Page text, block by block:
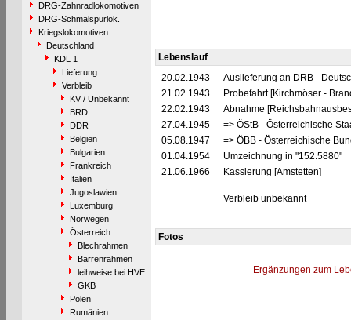
DRG-Zahnradlokomotiven
DRG-Schmalspurlok.
Kriegslokomotiven
Deutschland
KDL 1
Lieferung
Verbleib
KV / Unbekannt
BRD
DDR
Belgien
Bulgarien
Frankreich
Italien
Jugoslawien
Luxemburg
Norwegen
Österreich
Blechrahmen
Barrenrahmen
leihweise bei HVE
GKB
Polen
Rumänien
Lebenslauf
20.02.1943
Auslieferung an DRB -
21.02.1943
Probefahrt [Kirchmöser -
22.02.1943
Abnahme
27.04.1945
=> ÖStB - Österreichische
05.08.1947
=> ÖBB - Österreichische
01.04.1954
Umzeichnung in "152.5880"
21.06.1966
Kassierung [Amstetten]
Verbleib unbekannt
Fotos
Ergänzungen zum